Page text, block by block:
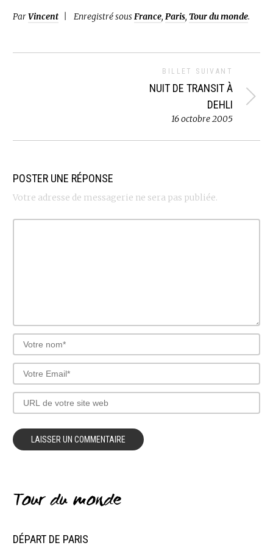
ParVincent Enregistré sousFrance, Paris, Tour du monde.
BILLET SUIVANT
NUIT DE TRANSIT À
DEHLI
16 octobre 2005
POSTER UNE RÉPONSE
Votre adresse de messagerie ne sera pas publiée.
Tour du monde
DÉPART DE PARIS